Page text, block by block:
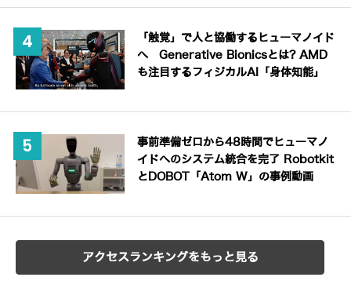
「触覚」で人と協働するヒューマノイド
へ Generative Bionicsとは? AMD
も注目するフィジカルAI「身体知能」
事前準備ゼロから48時間でヒューマノ
イドへのシステム統合を完了 Robotkit
とDOBOT「Atom W」の事例動画
アクセスランキングをもっと見る